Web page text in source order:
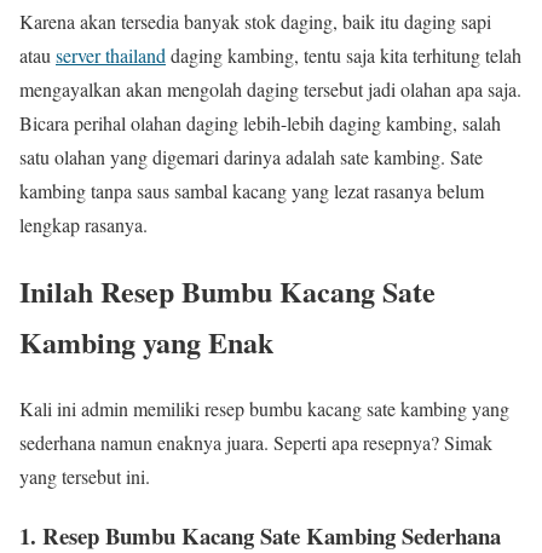
Karena akan tersedia banyak stok daging, baik itu daging sapi
atau server thailand daging kambing, tentu saja kita terhitung telah
mengayalkan akan mengolah daging tersebut jadi olahan apa saja.
Bicara perihal olahan daging lebih-lebih daging kambing, salah
satu olahan yang digemari darinya adalah sate kambing. Sate
kambing tanpa saus sambal kacang yang lezat rasanya belum
lengkap rasanya.
Inilah Resep Bumbu Kacang Sate
Kambing yang Enak
Kali ini admin memiliki resep bumbu kacang sate kambing yang
sederhana namun enaknya juara. Seperti apa resepnya? Simak
yang tersebut ini.
1. Resep Bumbu Kacang Sate Kambing Sederhana